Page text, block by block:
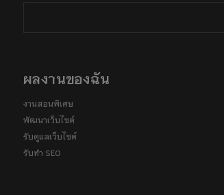
ผลงานของฉัน
งานสอนพิเศษ
พัฒนาเว็บไซต์
รับดูแลเว็บไซต์
รับทำ SEO